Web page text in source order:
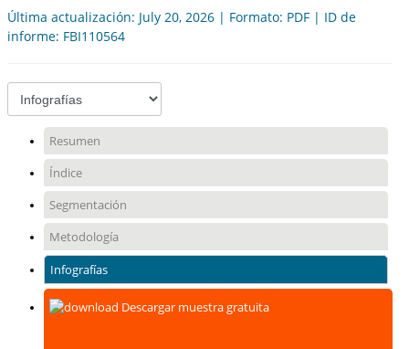
Última actualización: July 20, 2026 | Formato: PDF | ID de
informe: FBI110564
Resumen
Índice
Segmentación
Metodología
Infografías
Descargar muestra gratuita